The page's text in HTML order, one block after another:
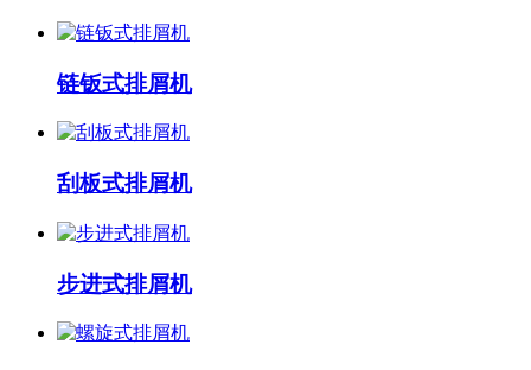
链钣式排屑机
刮板式排屑机
步进式排屑机